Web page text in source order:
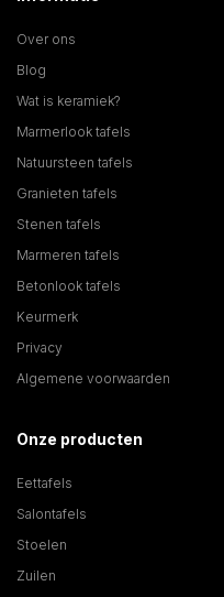
Over ons
Blog
Wat is keramiek?
Marmerlook tafels
Natuursteen tafels
Granieten tafels
Stenen tafels
Marmeren tafels
Betonlook tafels
Keurmerk
Privacy
Algemene voorwaarden
Onze producten
Eettafels
Salontafels
Stoelen
Zuilen